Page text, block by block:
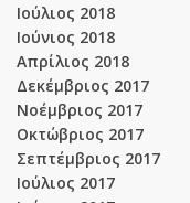
Ιούλιος 2018
Ιούνιος 2018
Απρίλιος 2018
Δεκέμβριος 2017
Νοέμβριος 2017
Οκτώβριος 2017
Σεπτέμβριος 2017
Ιούλιος 2017